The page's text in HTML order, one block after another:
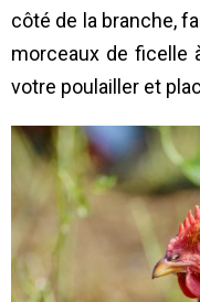
côté de la branche,
morceaux de ficelle
votre poulailler et